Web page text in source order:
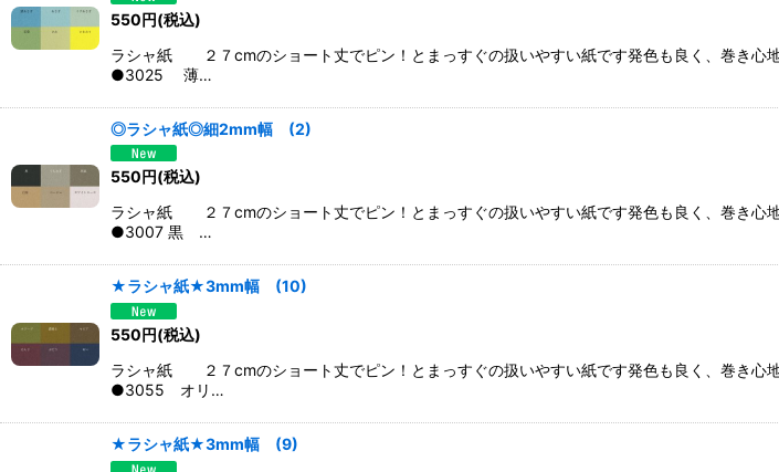
550円(税込)
ラシャ紙 ２７cmのショート丈でピン！とまっすぐの扱いやすい紙です発色も良く、巻き心
●3025 薄…
◎ラシャ紙◎細2mm幅 (2)
550円(税込)
ラシャ紙 ２７cmのショート丈でピン！とまっすぐの扱いやすい紙です発色も良く、巻き心
●3007 黒 …
★ラシャ紙★3mm幅 (10)
550円(税込)
ラシャ紙 ２７cmのショート丈でピン！とまっすぐの扱いやすい紙です発色も良く、巻き心
●3055 オリ…
★ラシャ紙★3mm幅 (9)